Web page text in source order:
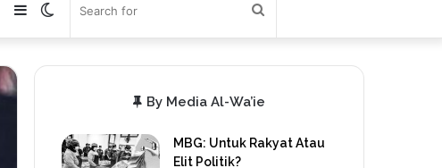
for
Switch
skin
Sidebar
By Media Al-Wa’ie
MBG: Untuk Rakyat Atau
Elit Politik?